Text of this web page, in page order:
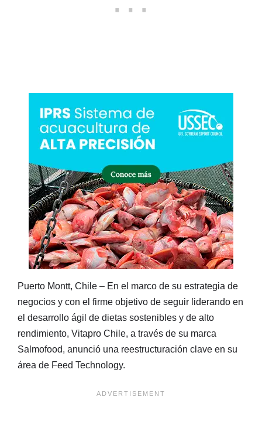
Puerto Montt, Chile – En el marco de su estrategia de
negocios y con el firme objetivo de seguir liderando en
el desarrollo ágil de dietas sostenibles y de alto
rendimiento, Vitapro Chile, a través de su marca
Salmofood, anunció una reestructuración clave en su
área de Feed Technology.